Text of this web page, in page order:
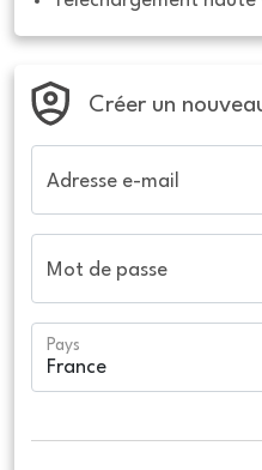
Créer un
Adresse e-mail
Mot de passe
Pays